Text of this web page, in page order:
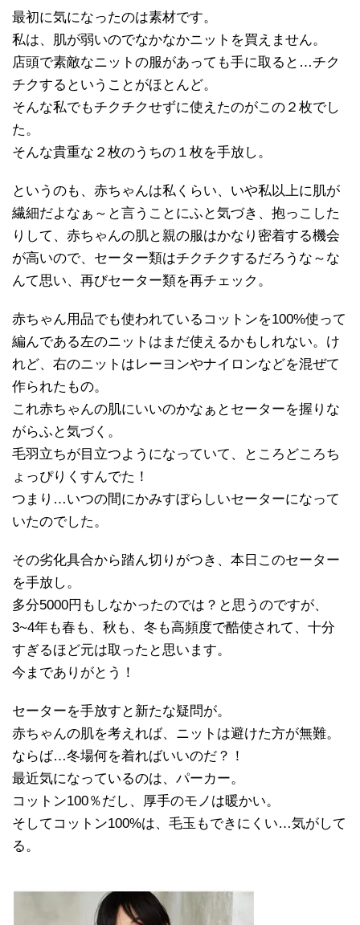
最初に気になったのは素材です。
私は、肌が弱いのでなかなかニットを買えません。
店頭で素敵なニットの服があっても手に取ると…チク
チクするということがほとんど。
そんな私でもチクチクせずに使えたのがこの２枚でし
た。
そんな貴重な２枚のうちの１枚を手放し。
というのも、赤ちゃんは私くらい、いや私以上に肌が
繊細だよなぁ～と言うことにふと気づき、抱っこした
りして、赤ちゃんの肌と親の服はかなり密着する機会
が高いので、セーター類はチクチクするだろうな～な
んて思い、再びセーター類を再チェック。
赤ちゃん用品でも使われているコットンを100%使って
編んである左のニットはまだ使えるかもしれない。け
れど、右のニットはレーヨンやナイロンなどを混ぜて
作られたもの。
これ赤ちゃんの肌にいいのかなぁとセーターを握りな
がらふと気づく。
毛羽立ちが目立つようになっていて、ところどころち
ょっぴりくすんでた！
つまり…いつの間にかみすぼらしいセーターになって
いたのでした。
その劣化具合から踏ん切りがつき、本日このセーター
を手放し。
多分5000円もしなかったのでは？と思うのですが、
3~4年も春も、秋も、冬も高頻度で酷使されて、十分
すぎるほど元は取ったと思います。
今までありがとう！
セーターを手放すと新たな疑問が。
赤ちゃんの肌を考えれば、ニットは避けた方が無難。
ならば…冬場何を着ればいいのだ？！
最近気になっているのは、パーカー。
コットン100％だし、厚手のモノは暖かい。
そしてコットン100%は、毛玉もできにくい…気がして
る。